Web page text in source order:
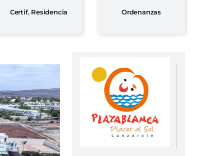
Certif. Residencia Ordenanzas